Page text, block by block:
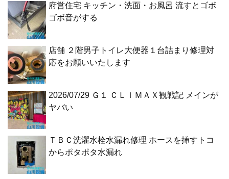
府営住宅 キッチン・洗面・お風呂 流すとゴボ
ゴボ音がする
店舗 ２階男子トイレ大便器１台詰まり修理対
応をお願いいたします
2026/07/29 Ｇ１ ＣＬＩＭＡＸ観戦記 メインが
ヤバい
ＴＢＣ洗濯水栓水漏れ修理 ホースを挿すトコ
からポタポタ水漏れ